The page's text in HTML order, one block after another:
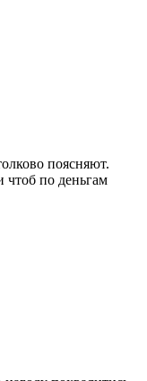
поясняют.
чтоб по деньгам